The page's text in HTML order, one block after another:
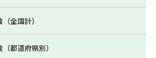
全国計）
都道府県別）